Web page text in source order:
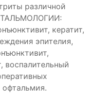
различной
кератит,
эпителия,
воспалительный
офтальмия.